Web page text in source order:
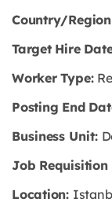
Country/
Target Hire
Worker Type:
Posting End
Business Unit:
Job Requisition
Location: